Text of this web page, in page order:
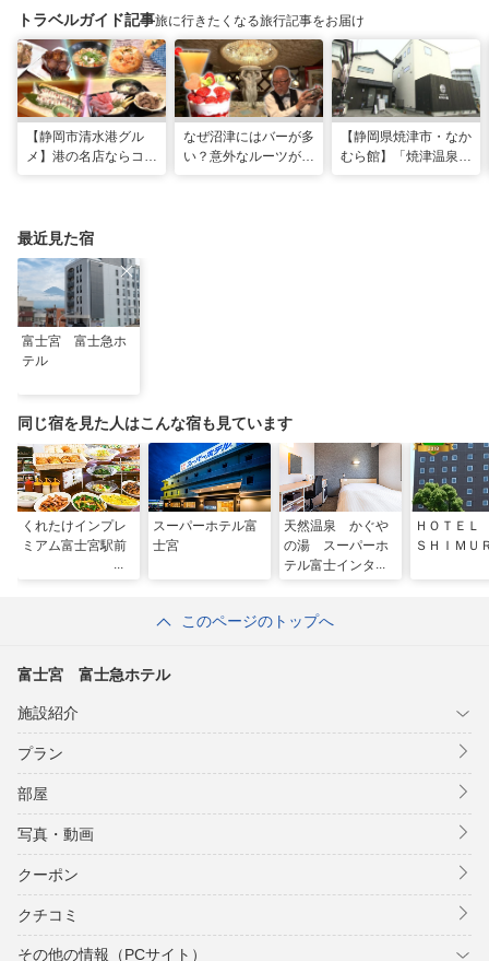
トラベルガイド記事旅に行きたくなる旅行記事をお届け
【静岡市清水港グル
メ】港の名店ならコ
なぜ沼津にはバーが多
い？意外なルーツがわ
【静岡県焼津市・なか
むら館】「焼津温泉」
最近見た宿
富士宮 富士急ホ
テル
同じ宿を見た人はこんな宿も見ています
くれたけインプレ
ミアム富士宮駅前
スーパーホテル富
士宮
天然温泉 かぐや
の湯 スーパーホ
テル富士インター
ＨＯＴＥ
ＳＨＩＭＵ
このページのトップへ
富士宮 富士急ホテル
施設紹介
プラン
部屋
写真・動画
クーポン
クチコミ
その他の情報（PCサイト）